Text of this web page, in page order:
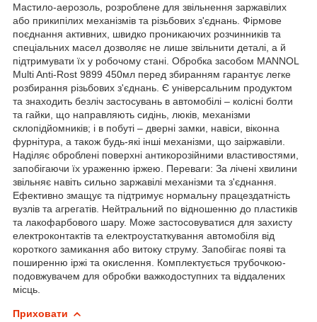
Мастило-аерозоль, розроблене для звільнення заржавілих
або прикипілих механізмів та різьбових з'єднань. Фірмове
поєднання активних, швидко проникаючих розчинників та
спеціальних масел дозволяє не лише звільнити деталі, а й
підтримувати їх у робочому стані. Обробка засобом MANNOL
Multi Anti-Rost 9899 450мл перед збиранням гарантує легке
розбирання різьбових з'єднань. Є універсальним продуктом
та знаходить безліч застосувань в автомобілі – колісні болти
та гайки, що направляють сидінь, люків, механізми
склопідйомників; і в побуті – дверні замки, навіси, віконна
фурнітура, а також будь-які інші механізми, що заіржавіли.
Наділяє оброблені поверхні антикорозійними властивостями,
запобігаючи їх ураженню іржею. Переваги: За лічені хвилини
звільняє навіть сильно заржавілі механізми та з'єднання.
Ефективно змащує та підтримує нормальну працездатність
вузлів та агрегатів. Нейтральний по відношенню до пластиків
та лакофарбового шару. Може застосовуватися для захисту
електроконтактів та електроустаткування автомобіля від
короткого замикання або витоку струму. Запобігає появі та
поширенню іржі та окислення. Комплектується трубочкою-
подовжувачем для обробки важкодоступних та віддалених
місць.
Приховати